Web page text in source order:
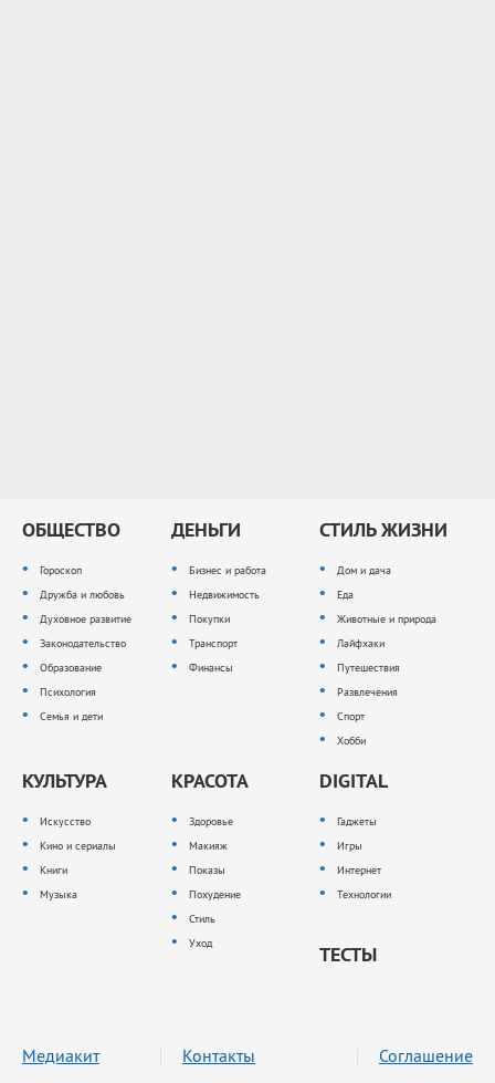
ОБЩЕСТВО
Гороскоп
Дружба и любовь
Духовное развитие
Законодательство
Образование
Психология
Семья и дети
ДЕНЬГИ
Бизнес и работа
Недвижимость
Покупки
Транспорт
Финансы
СТИЛЬ ЖИЗНИ
Дом и дача
Еда
Животные и природа
Лайфхаки
Путешествия
Развлечения
Спорт
Хобби
КУЛЬТУРА
Искусство
Кино и сериалы
Книги
Музыка
КРАСОТА
Здоровье
Макияж
Показы
Похудение
Стиль
Уход
DIGITAL
Гаджеты
Игры
Интернет
Технологии
ТЕСТЫ
Медиакит Контакты Соглашение